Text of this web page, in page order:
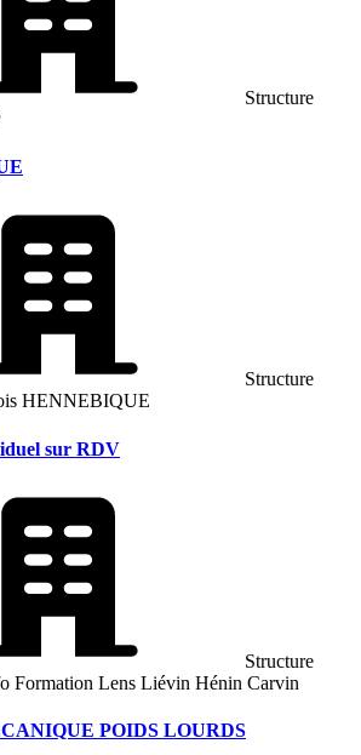
Structure
Structure
HENNEBIQUE
sur RDV
Structure
Formation Lens Liévin Hénin Carvin
POIDS LOURDS